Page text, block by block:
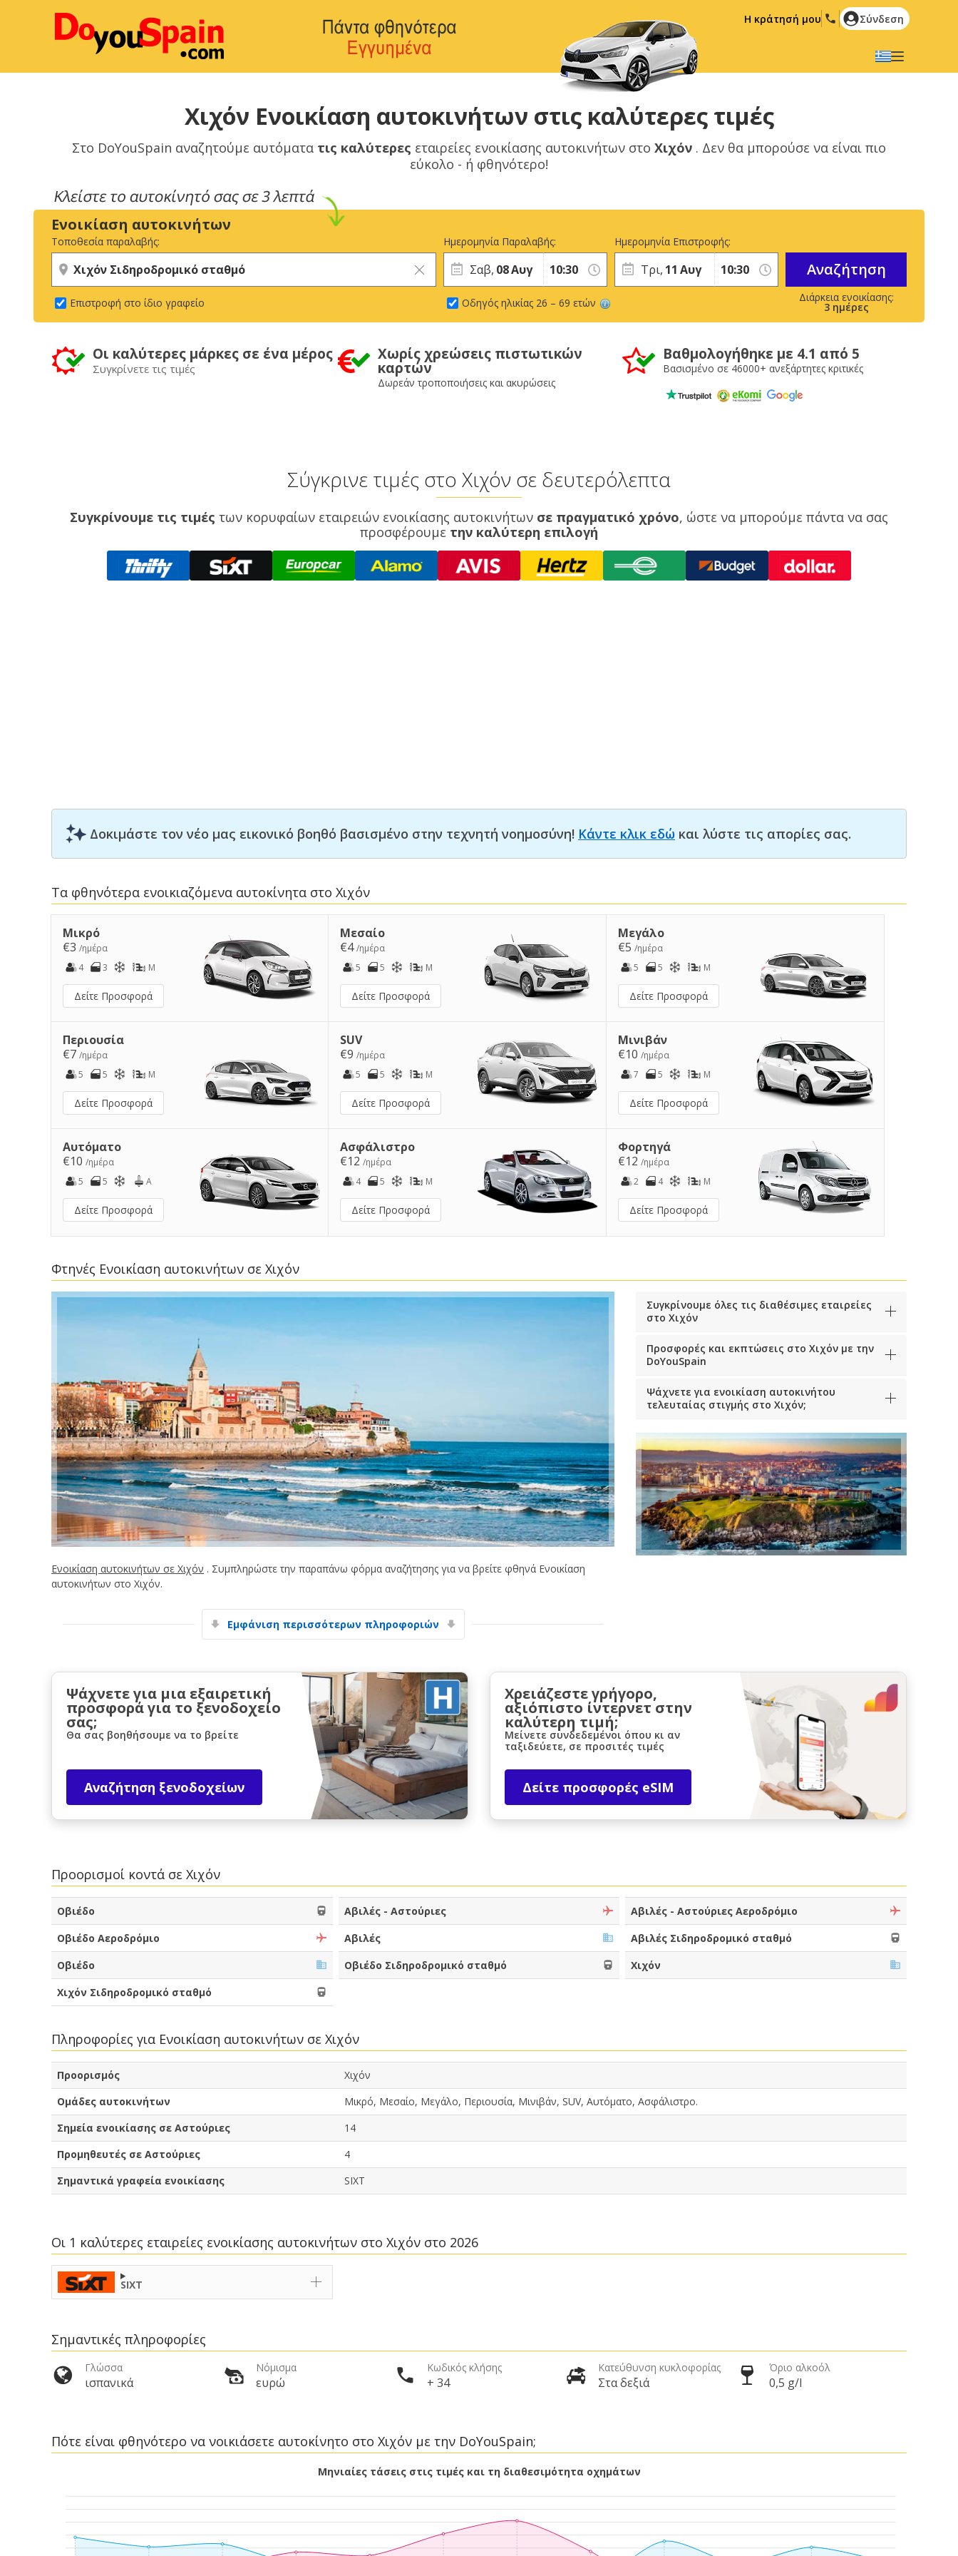
Μεγάλες εξοικονομήσεις
Αποκτήστε πρόσβαση σε αποκλειστικές
προσφορές συνεργατών
Σύνδεση με eLink
Η κράτησή μου Σύνδεση
Deutsch
Italiano
Nederlands
Русский
Hrvatski
العربية
Χιχόν Ενοικίαση αυτοκινήτων στις καλύτερες τιμές
Στο DoYouSpain αναζητούμε αυτόματα τις καλύτερες εταιρείες ενοικίασης αυτοκινήτων στο Χιχόν . Δεν θα μπορούσε να είναι πιο
εύκολο - ή φθηνότερο!
Ενοικίαση αυτοκινήτων
Τοποθεσία παραλαβής:
Επιστροφή στο ίδιο γραφείο
Ημερομηνία Παραλαβής:
Σαβ, 08Αυγ
3 ημέρες
Ημερομηνία Επιστροφής:
Τρι, 11 Αυγ
Οδηγός ηλικίας 26 – 69 ετών
Αναζήτηση
Οι καλύτερες μάρκες σε ένα μέρος
Συγκρίνετε τις τιμές
Χωρίς χρεώσεις πιστωτικών
καρτών
Δωρεάν τροποποιήσεις και ακυρώσεις
Βαθμολογήθηκε με 4.1 από 5
Βασισμένο σε 46000+ ανεξάρτητες κριτικές
Σύγκρινε τιμές στο Χιχόν σε δευτερόλεπτα
Συγκρίνουμε τις τιμές των κορυφαίων εταιρειών ενοικίασης αυτοκινήτων σε πραγματικό χρόνο, ώστε να μπορούμε πάντα να σας
προσφέρουμε την καλύτερη επιλογή
Δοκιμάστε τον νέο μας εικονικό βοηθό βασισμένο στην τεχνητή νοημοσύνη! Κάντε κλικ εδώ και λύστε τις απορίες σας.
Τα φθηνότερα ενοικιαζόμενα αυτοκίνητα στο Χιχόν
Μικρό
€3 /ημέρα
4
3 M
Δείτε Προσφορά
Μεσαίο
€4/ημέρα
5
5 M
Δείτε Προσφορά
Μεγάλο
€5 /ημέρα
5
5 M
Δείτε Προσφορά
Περιουσία
€7 /ημέρα
5
5 M
Δείτε Προσφορά
SUV
€9/ημέρα
5
5 M
Δείτε Προσφορά
Μινιβάν
€10 /ημέρα
7
5 M
Δείτε Προσφορά
Αυτόματο
€10 /ημέρα
5
5 A
Δείτε Προσφορά
Ασφάλιστρο
€12/ημέρα
4
5 M
Δείτε Προσφορά
Φορτηγά
€12 /ημέρα
2
4 M
Δείτε Προσφορά
Φτηνές Ενοικίαση αυτοκινήτων σε Χιχόν
Ενοικίαση αυτοκινήτων σε Χιχόν . Συμπληρώστε την παραπάνω φόρμα αναζήτησης για να βρείτε φθηνά Ενοικίαση
αυτοκινήτων στο Χιχόν.
Εμφάνιση περισσότερων πληροφοριών
Συγκρίνουμε όλες τις διαθέσιμες εταιρείες
στο Χιχόν
Προσφορές και εκπτώσεις στο Χιχόν με την
DoYouSpain
Ψάχνετε για ενοικίαση αυτοκινήτου
τελευταίας στιγμής στο Χιχόν;
Ψάχνετε για μια εξαιρετική
προσφορά για το ξενοδοχείο
σας;
Θα σας βοηθήσουμε να το βρείτε
Αναζήτηση ξενοδοχείων
Χρειάζεστε γρήγορο,
αξιόπιστο ίντερνετ στην
καλύτερη τιμή;
Μείνετε συνδεδεμένοι όπου κι αν
ταξιδεύετε, σε προσιτές τιμές
Δείτε προσφορές eSIM
Προορισμοί κοντά σε Χιχόν
Οβιέδο Αβιλές - Αστούριες
Αβιλές - Αστούριες Αεροδρόμιο
Οβιέδο Αεροδρόμιο
Αβιλές
Αβιλές Σιδηροδρομικό σταθμό
Οβιέδο
Οβιέδο Σιδηροδρομικό σταθμό
Χιχόν
Χιχόν Σιδηροδρομικό σταθμό
Πληροφορίες για Ενοικίαση αυτοκινήτων σε Χιχόν
Προορισμός
Χιχόν
Ομάδες αυτοκινήτων
Μικρό, Μεσαίο, Μεγάλο, Περιουσία, Μινιβάν, SUV, Αυτόματο, Ασφάλιστρο.
Σημεία ενοικίασης σε Αστούριες
14
Προμηθευτές σε Αστούριες
4
Σημαντικά γραφεία ενοικίασης
SIXT
Οι 1 καλύτερες εταιρείες ενοικίασης αυτοκινήτων στο Χιχόν στο 2026
SIXT
Σημαντικές πληροφορίες
Γλώσσα
ισπανικά
Νόμισμα
ευρώ
Κωδικός κλήσης
+ 34
Κατεύθυνση κυκλοφορίας
Στα δεξιά
Όριο αλκοόλ
0,5 g/l
Πότε είναι φθηνότερο να νοικιάσετε αυτοκίνητο στο Χιχόν με την DoYouSpain;
Μηνιαίες τάσεις στις τιμές και τη διαθεσιμότητα οχημάτων